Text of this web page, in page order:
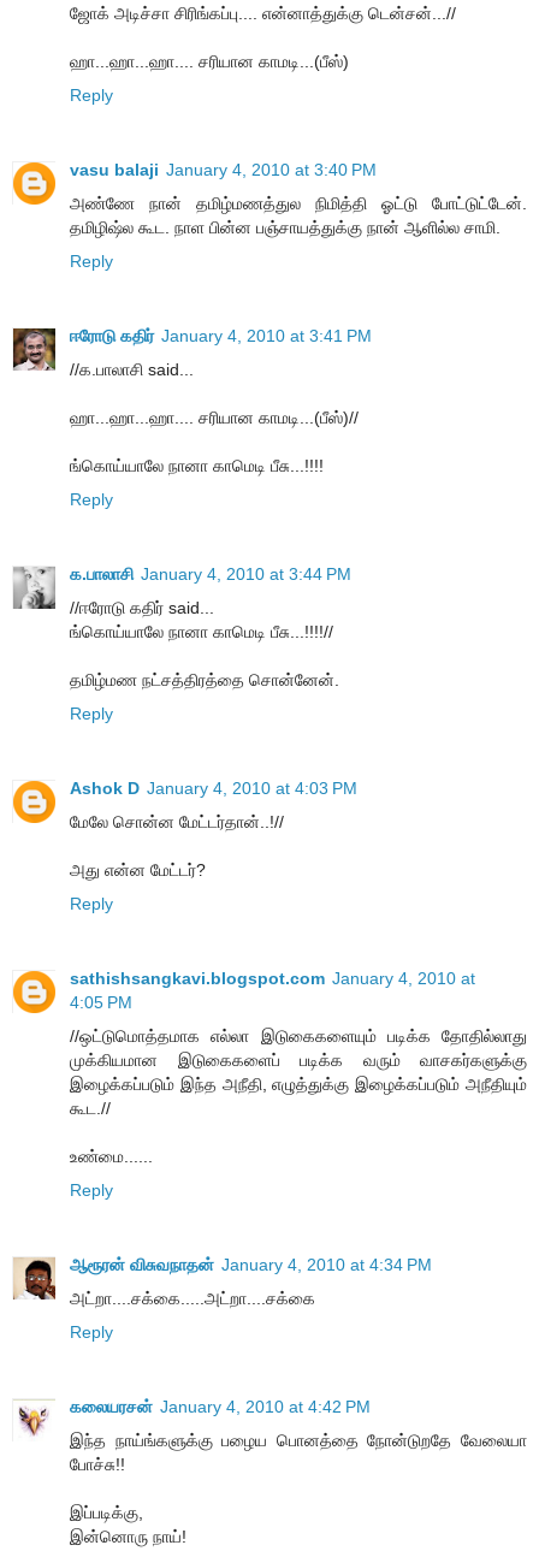
ஜோக் அடிச்சா சிரிங்கப்பு.... என்னாத்துக்கு டென்சன்...//
ஹா...ஹா...ஹா.... சரியான காமடி...(பீஸ்)
Reply
vasu balaji January 4, 2010 at 3:40 PM
அண்ணே நான் தமிழ்மணத்துல நிமித்தி ஓட்டு போட்டுட்டேன்.
தமிழிஷ்ல கூட. நாள பின்ன பஞ்சாயத்துக்கு நான் ஆளில்ல சாமி.
Reply
ஈரோடு கதிர் January 4, 2010 at 3:41 PM
//க.பாலாசி said...
ஹா...ஹா...ஹா.... சரியான காமடி...(பீஸ்)//
ங்கொய்யாலே நானா காமெடி பீசு...!!!!
Reply
க.பாலாசி January 4, 2010 at 3:44 PM
//ஈரோடு கதிர் said...
ங்கொய்யாலே நானா காமெடி பீசு...!!!!//
தமிழ்மண நட்சத்திரத்தை சொன்னேன்.
Reply
Ashok D January 4, 2010 at 4:03 PM
மேலே சொன்ன மேட்டர்தான்..!//
அது என்ன மேட்டர்?
Reply
sathishsangkavi.blogspot.com January 4, 2010 at
4:05 PM
//ஒட்டுமொத்தமாக எல்லா இடுகைகளையும் படிக்க தோதில்லாது
முக்கியமான இடுகைகளைப் படிக்க வரும் வாசகர்களுக்கு
இழைக்கப்படும் இந்த அநீதி, எழுத்துக்கு இழைக்கப்படும் அநீதியும்
கூட.//
உண்மை......
Reply
ஆரூரன் விசுவநாதன் January 4, 2010 at 4:34 PM
அட்றா....சக்கை.....அட்றா....சக்கை
Reply
கலையரசன் January 4, 2010 at 4:42 PM
இந்த நாய்ங்களுக்கு பழைய பொனத்தை நோன்டுறதே வேலையா
போச்சு!!
இப்படிக்கு,
இன்னொரு நாய்!